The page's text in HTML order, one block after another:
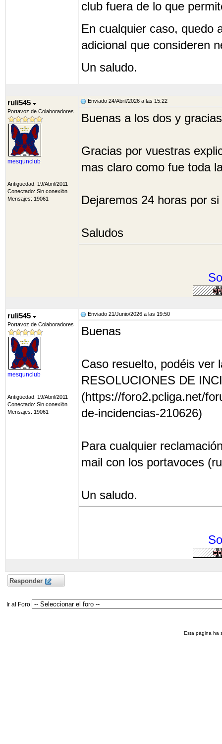
club fuera de lo que
En cualquier caso, quedo
adicional que consideren
Un saludo.
ruli545
Portavoz de Colaboradores
mesqunclub
Antigüedad: 19/Abril/2011
Conectado: Sin conexión
Mensajes: 19061
Enviado 24/Abril/2026 a las 15:22
Buenas a los dos y
Gracias por vuestras
mas claro como fue toda
Dejaremos 24 horas por
Saludos
ruli545
Portavoz de Colaboradores
mesqunclub
Antigüedad: 19/Abril/2011
Conectado: Sin conexión
Mensajes: 19061
Enviado 21/Junio/2026 a las 19:50
Buenas
Caso resuelto, podéis ver
RESOLUCIONES DE
(https://foro2.pcliga.net/
de-incidencias-210626)
Para cualquier
mail con los portavoces
Un saludo.
Responder
Ir al Foro
Esta página ha